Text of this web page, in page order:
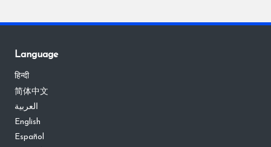
Language
हिन्दी
简体中文
العربية
English
Español